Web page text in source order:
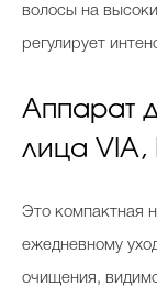
волосы на
регулирует
Аппарат
лица VIA,
Это компактная
ежедневному
очищения,